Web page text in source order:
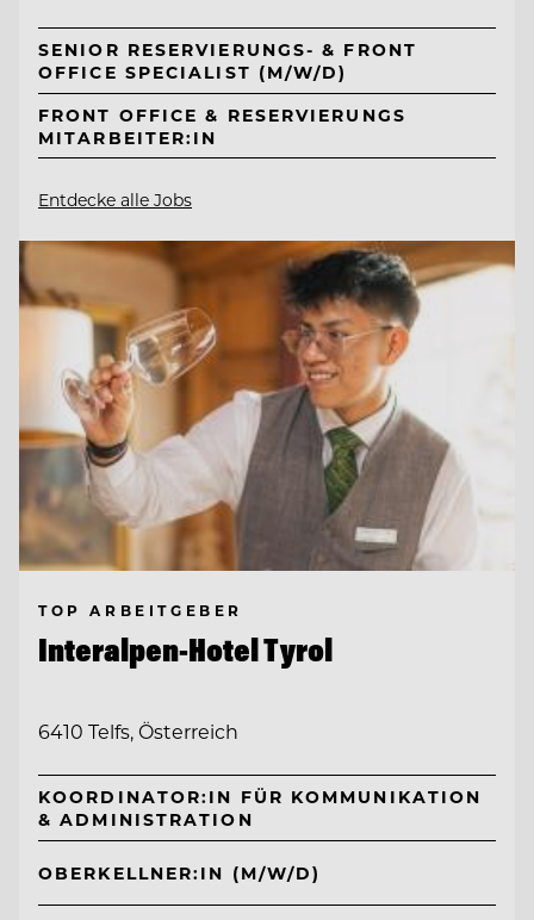
SENIOR RESERVIERUNGS- & FRONT
OFFICE SPECIALIST (M/W/D)
FRONT OFFICE & RESERVIERUNGS
MITARBEITER:IN
Entdecke alle Jobs
TOP ARBEITGEBER
Interalpen-Hotel Tyrol
6410 Telfs, Österreich
KOORDINATOR:IN FÜR KOMMUNIKATION
& ADMINISTRATION
OBERKELLNER:IN (M/W/D)